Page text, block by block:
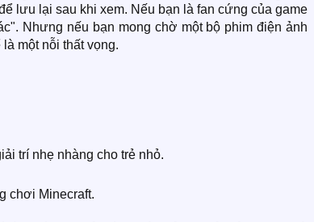
lưu lại sau khi xem. Nếu bạn là fan cứng của game
Nhưng nếu bạn mong chờ một bộ phim điện ảnh
một nỗi thất vọng.
trí nhẹ nhàng cho trẻ nhỏ.
chơi Minecraft.